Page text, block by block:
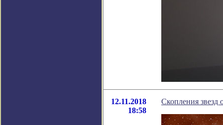
12.11.2018
18:58
Скопления звезд